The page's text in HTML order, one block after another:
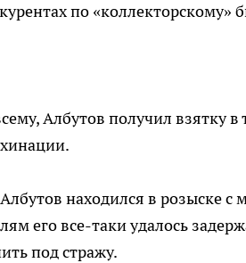
по «коллекторскому»
Албутов получил взятку
находился в розыске с
его все-таки удалось
под стражу.